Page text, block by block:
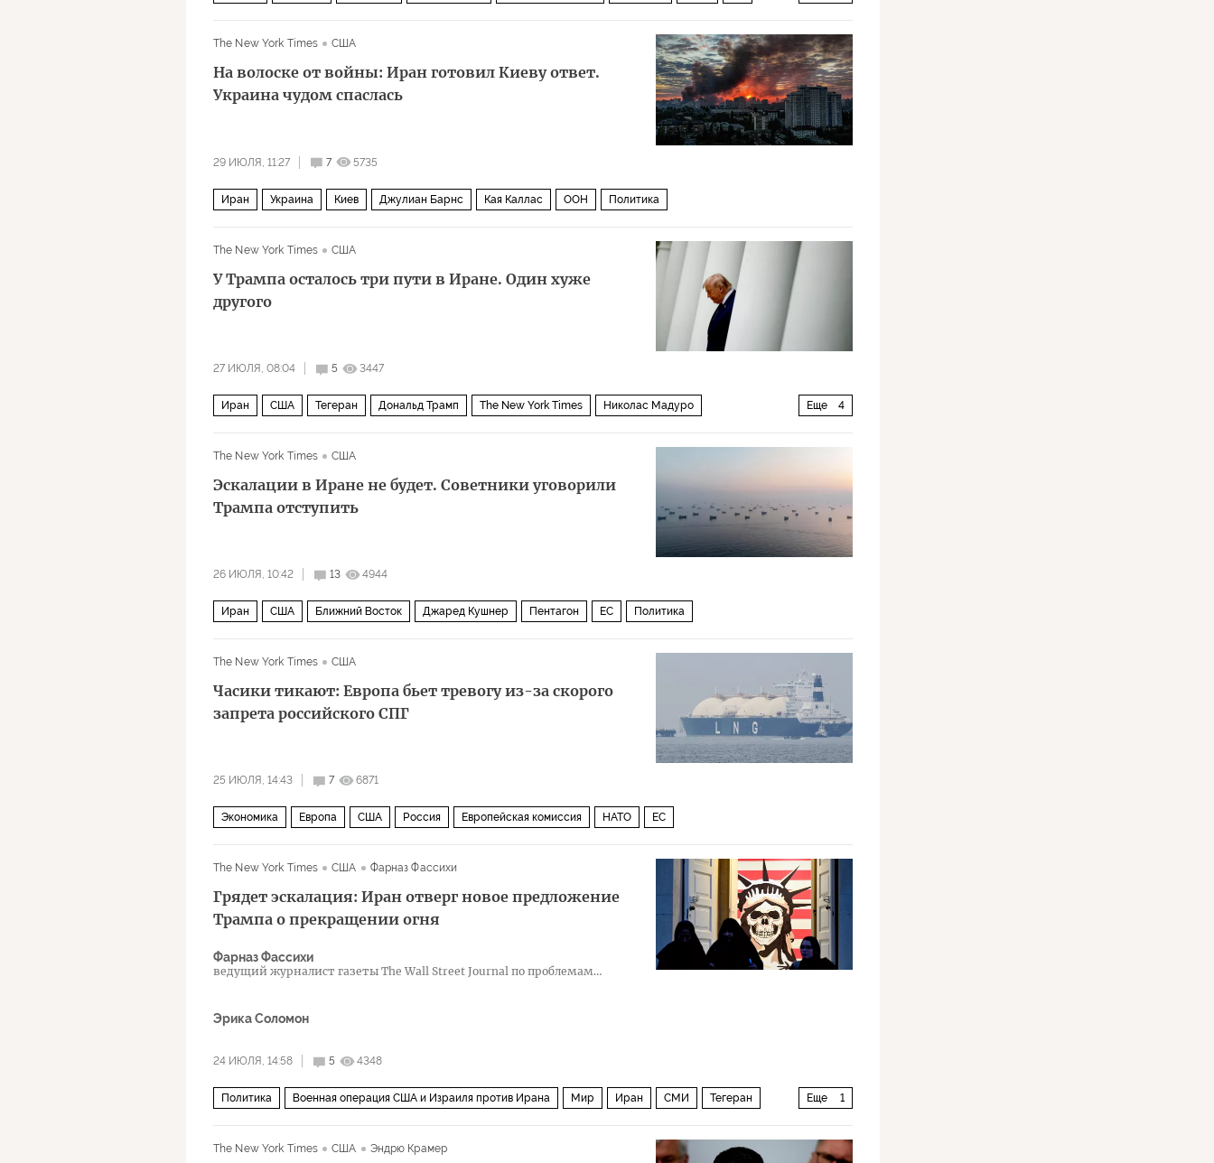
The New York Times
США
На волоске от войны: Иран готовил Киеву ответ.
Украина чудом спаслась
29 ИЮЛЯ, 11:27 7 5735
Иран Украина Киев Джулиан Барнс Кая Каллас ООН Политика
The New York Times США
У Трампа осталось три пути в Иране. Один хуже
другого
27 ИЮЛЯ, 08:04 5 3447
Еще 4
Иран США Тегеран Дональд Трамп The New York Times Николас Мадуро
The New York Times
США
Эскалации в Иране не будет. Советники уговорили
Трампа отступить
26 ИЮЛЯ, 10:42 13 4944
Иран США Ближний Восток Джаред Кушнер Пентагон ЕС Политика
The New York Times США
Часики тикают: Европа бьет тревогу из-за скорого
запрета российского СПГ
25 ИЮЛЯ, 14:43 7 6871
Экономика Европа США Россия Европейская комиссия НАТО ЕС
The New York Times США Фарназ Фассихи
Грядет эскалация: Иран отверг новое предложение
Трампа о прекращении огня
Фарназ Фассихи
ведущий журналист газеты The Wall Street Journal по проблемам
Эрика Соломон
24 ИЮЛЯ, 14:58 5 4348
Еще 1
Политика Военная операция США и Израиля против Ирана Мир Иран СМИ Тегеран
The New York Times
США Эндрю Крамер